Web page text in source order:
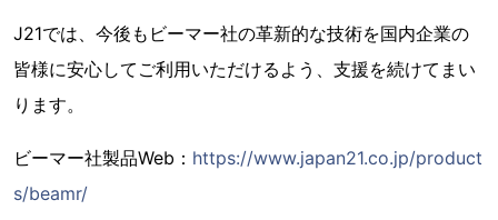
J21では、今後もビーマー社の革新的な技術を国内企業の
皆様に安心してご利用いただけるよう、支援を続けてまい
ります。
ビーマー社製品Web： https://www.japan21.co.jp/product
s/beamr/